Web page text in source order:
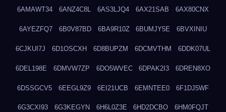
6AMAWT34 6ANZ4C8L 6AS3LJQ4 6AX21SAB 6AX80CNX
6AYEZFQ7 6B0V87BD 6BA9R10Z 6BUMJY5E 6BVXINIU
6CJKUI7J 6D1OSCXH 6D8BUPZM 6DCMVTHM 6DDK07UL
6DEL198E 6DMVW7ZP 6DO5WVEC 6DPAK2I3 6DREN8XO
6DSSGCV5 6EEGL9Z9 6EI21UCB 6EMNTEE0 6F1DJ5WF
6G3CXI93 6G3KEGYN 6H6L0Z3E 6HD2DCBO 6HM0FQJT